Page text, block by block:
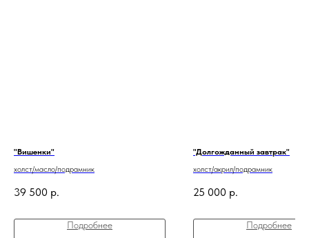
"Вишенки"
холст/масло/подрамник
39 500 р.
Подробнее
"Долгожданный завтрак"
холст/акрил/подрамник
25 000 р.
Подробнее